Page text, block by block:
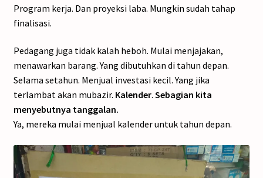
Program kerja. Dan proyeksi laba. Mungkin sudah tahap
finalisasi.
Pedagang juga tidak kalah heboh. Mulai menjajakan,
menawarkan barang. Yang dibutuhkan di tahun depan.
Selama setahun. Menjual investasi kecil. Yang jika
terlambat akan mubazir. Kalender. Sebagian kita
menyebutnya tanggalan.
Ya, mereka mulai menjual kalender untuk tahun depan.